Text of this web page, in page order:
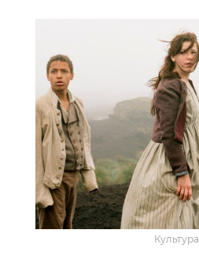
Культура